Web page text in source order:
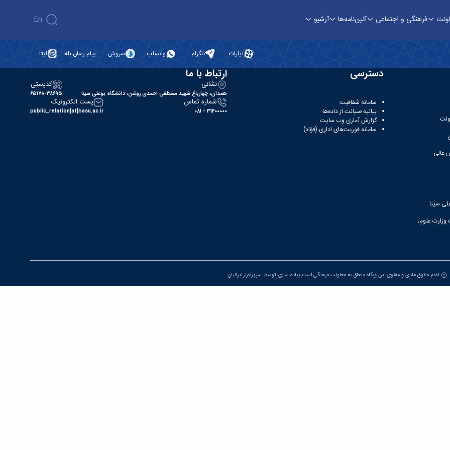
فرهنگی و اجتماعی آئین‌نامه‌ها آرشیو En
آپارات تلگرام واتساپ سروش پیام رسان بله ایتا
عالی
سینا
علوم،
دسترسی
سامانه شفافیت
بیانیه صیانت از داده‌ها
گزارش آماری وب‌ سایت
سامانه فوریت‌های اداری (فؤاد)
ارتباط با ما
نشانی
همدان، چهارباغ شهید مصطفی احمدی روشن، دانشگاه بوعلی سینا
کدپستی
۶۵۱۷۸-۳۸۶۹۵
شماره تماس
31400000 - 081
پست الکترونیک
public_relation[at]basu.ac.ir
تمام حقوق مادی و معنوی این وبگاه متعلق به معاونت فرهنگی است.پیاده سازی توسط سپهرافزار ایرانیان